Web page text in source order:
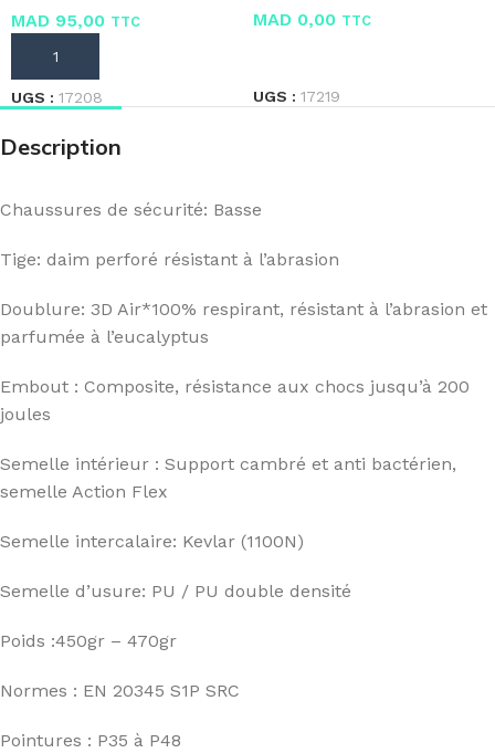
MAD 95,00 TTC
AJOUTER AU PANIER
UGS : 17208
MAD 0,00 TTC
UGS : 17219
Description
Chaussures de sécurité: Basse
Tige: daim perforé résistant à l’abrasion
Doublure: 3D Air*100% respirant, résistant à l’abrasion et
parfumée à l’eucalyptus
Embout : Composite, résistance aux chocs jusqu’à 200
joules
Semelle intérieur : Support cambré et anti bactérien,
semelle Action Flex
Semelle intercalaire: Kevlar (1100N)
Semelle d’usure: PU / PU double densité
Poids :450gr – 470gr
Normes : EN 20345 S1P SRC
Pointures : P35 à P48